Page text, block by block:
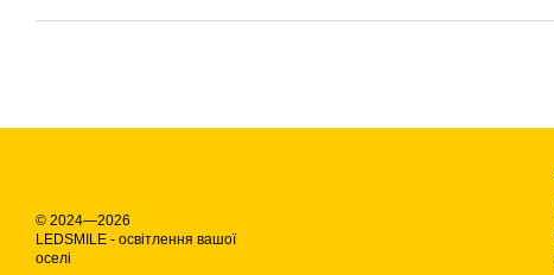
© 2024—2026
LEDSMILE - освітлення вашої
оселі